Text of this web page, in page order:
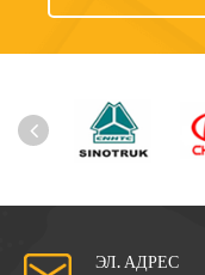
ЭЛ. АДРЕС